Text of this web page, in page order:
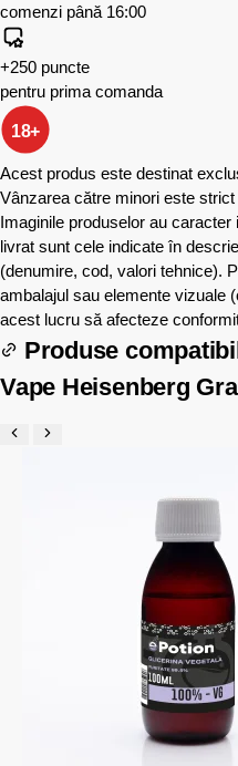
comenzi până 16:00
+250 puncte
pentru prima comanda
18+
Acest produs este destinat
Vânzarea către minori este strict
Imaginile produselor au
livrat sunt cele indicate în
(denumire, cod, valori tehnice).
ambalajul sau elemente vizuale
acest lucru să afecteze
Produse
Vape Heisenberg